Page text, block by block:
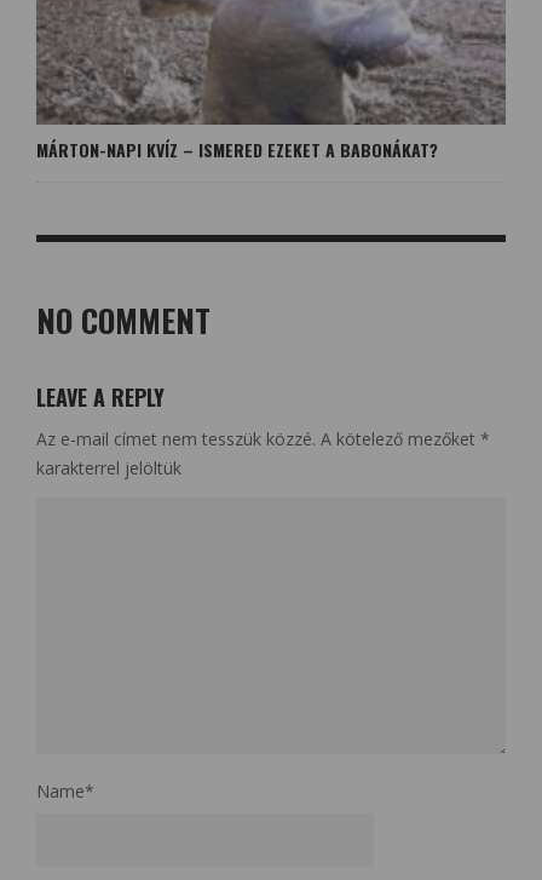
MÁRTON-NAPI KVÍZ – ISMERED EZEKET A BABONÁKAT?
NO COMMENT
LEAVE A REPLY
Az e-mail címet nem tesszük közzé. A kötelező mezőket *
karakterrel jelöltük
Name*